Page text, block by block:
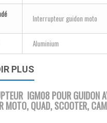
Interrupteur guidon moto
Aluminium
PLUS
IGM08 POUR GUIDON
MOTO, QUAD, SCOOTER,